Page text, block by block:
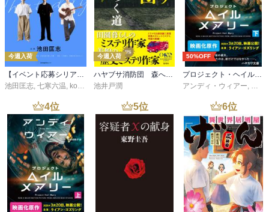
今週入荷
池田匡志 七寒六温 konoko58 ,村崎キコ
今週入荷
池井戸潤
50%OFF
アンディ・ウィアー
4位 5位 6位